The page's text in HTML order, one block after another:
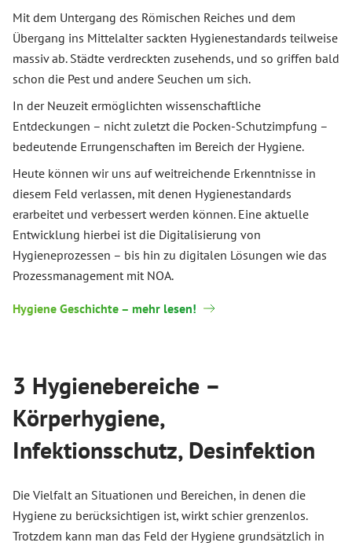
Mit dem Untergang des Römischen Reiches und dem
Übergang ins Mittelalter sackten Hygienestandards teilweise
massiv ab. Städte verdreckten zusehends, und so griffen bald
schon die Pest und andere Seuchen um sich.
In der Neuzeit ermöglichten wissenschaftliche
Entdeckungen – nicht zuletzt die Pocken-Schutzimpfung –
bedeutende Errungenschaften im Bereich der Hygiene.
Heute können wir uns auf weitreichende Erkenntnisse in
diesem Feld verlassen, mit denen Hygienestandards
erarbeitet und verbessert werden können. Eine aktuelle
Entwicklung hierbei ist die Digitalisierung von
Hygieneprozessen – bis hin zu digitalen Lösungen wie das
Prozessmanagement mit NOA.
Hygiene Geschichte – mehr lesen!
3 Hygienebereiche –
Körperhygiene,
Infektionsschutz, Desinfektion
Die Vielfalt an Situationen und Bereichen, in denen die
Hygiene zu berücksichtigen ist, wirkt schier grenzenlos.
Trotzdem kann man das Feld der Hygiene grundsätzlich in